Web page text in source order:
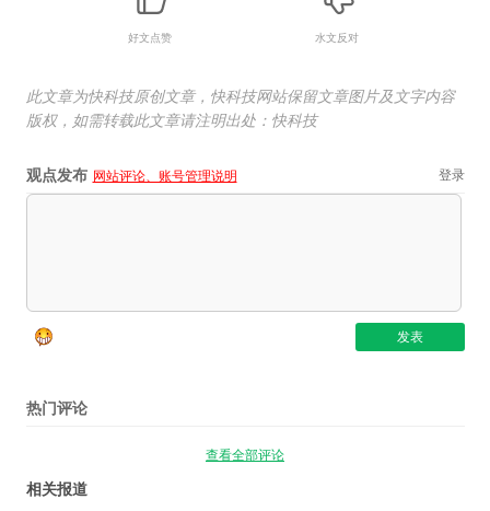
好文点赞 水文反对
此文章为快科技原创文章，快科技网站保留文章图片及文字内容
版权，如需转载此文章请注明出处：快科技
观点发布 网站评论、账号管理说明 登录
热门评论
查看全部评论
相关报道